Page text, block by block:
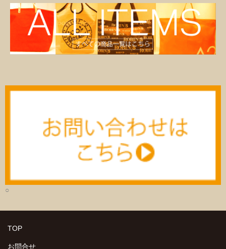
○
TOP
お問合せ